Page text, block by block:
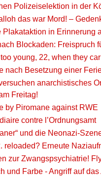
Polizeiselektion in der
das war Mord! –
Plakataktion in Erinnerung
Blockaden: Freispruch
young, 22, when they
nach Besetzung einer
anarchistisches
Freitag!
by Piromane against RWE
contre l’Ordnungsamt
und die Neonazi-
reloaded? Erneute
zur Zwangspsychiatrie!
und Farbe - Angriff auf